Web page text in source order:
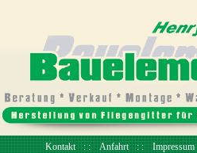
Kontakt Anfahrt Impressum